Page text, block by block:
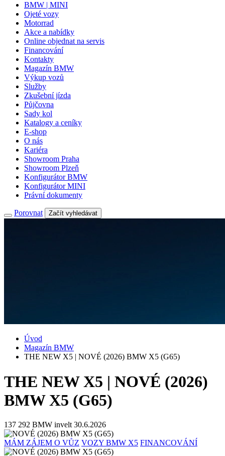
BMW | MINI
Ojeté vozy
Motorrad
Akce a nabídky
Online objednat na servis
Financování
Kontakty
Magazín BMW
Výkup vozů
Služby
Zkušební jízda
Půjčovna
Sady kol
Katalogy a ceníky
E-shop
O nás
Kariéra
Showroom Praha
Showroom Plzeň
Konfigurátor BMW
Konfigurátor MINI
Právní dokumenty
Porovnat Začít vyhledávat
Úvod
Magazín BMW
THE NEW X5 | NOVÉ (2026) BMW X5 (G65)
THE NEW X5 | NOVÉ (2026)
BMW X5 (G65)
137 292 BMW invelt 30.6.2026
MÁM ZÁJEM O VŮZ VOZY BMW X5 FINANCOVÁNÍ